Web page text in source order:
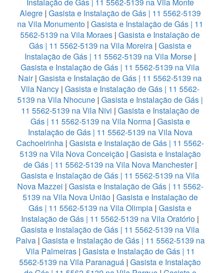
Instalação de Gás | 11 5562-5139 na Vila Monte
Alegre| Gasista e Instalação de Gás | 11 5562-5139
na Vila Monumento| Gasista e Instalação de Gás | 11
5562-5139 na Vila Moraes | Gasista e Instalação de
Gás | 11 5562-5139 na Vila Moreira| Gasista e
Instalação de Gás | 11 5562-5139 na Vila Morse|
Gasista e Instalação de Gás | 11 5562-5139 na Vila
Nair| Gasista e Instalação de Gás | 11 5562-5139 na
Vila Nancy | Gasista e Instalação de Gás | 11 5562-
5139 na Vila Nhocune | Gasista e Instalação de Gás |
11 5562-5139 na Vila Nivi | Gasista e Instalação de
Gás | 11 5562-5139 na Vila Norma| Gasista e
Instalação de Gás | 11 5562-5139 na Vila Nova
Cachoeirinha | Gasista e Instalação de Gás | 11 5562-
5139 na Vila Nova Conceição| Gasista e Instalação
de Gás | 11 5562-5139 na Vila Nova Manchester|
Gasista e Instalação de Gás | 11 5562-5139 na Vila
Nova Mazzei | Gasista e Instalação de Gás | 11 5562-
5139 na Vila Nova União| Gasista e Instalação de
Gás | 11 5562-5139 na Vila Olimpia | Gasista e
Instalação de Gás | 11 5562-5139 na Vila Oratório |
Gasista e Instalação de Gás | 11 5562-5139 na Vila
Paiva| Gasista e Instalação de Gás | 11 5562-5139 na
Vila Palmeiras| Gasista e Instalação de Gás | 11
5562-5139 na Vila Paranaguá | Gasista e Instalação